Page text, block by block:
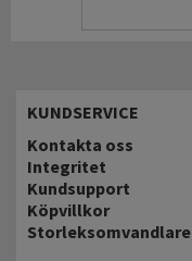
KUNDSERVICE
Kontakta oss
Integritet
Kundsupport
Köpvillkor
Storleksomvandlare